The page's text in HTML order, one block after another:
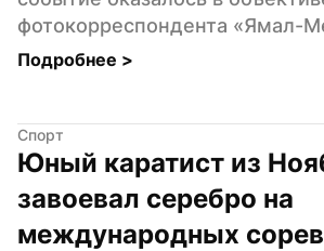
фотокорреспондента «Ямал-
Подробнее >
Спорт
Юный каратист из
завоевал серебро на
международных